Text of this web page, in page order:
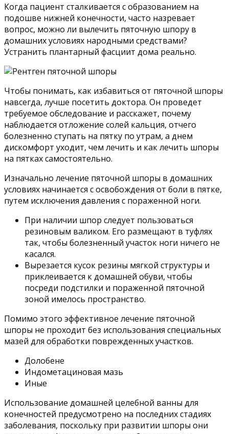
Когда пациент сталкивается с образованием на
подошве нижней конечности, часто назревает
вопрос, можно ли вылечить пяточную шпору в
домашних условиях народными средствами?
Устранить плантарный фасциит дома реально.
Чтобы понимать, как избавиться от пяточной шпоры
навсегда, лучше посетить доктора. Он проведет
требуемое обследование и расскажет, почему
наблюдается отложение солей кальция, отчего
болезненно ступать на пятку по утрам, а днем
дискомфорт уходит, чем лечить и как лечить шпоры
на пятках самостоятельно.
Изначально лечение пяточной шпоры в домашних
условиях начинается с освобождения от боли в пятке,
путем исключения давления с пораженной ноги.
При наличии шпор следует пользоваться
резиновым валиком. Его размещают в туфлях
так, чтобы болезненный участок ноги ничего не
касался.
Вырезается кусок резины мягкой структуры и
приклеивается к домашней обуви, чтобы
посреди подстилки и пораженной пяточной
зоной имелось пространство.
Помимо этого эффективное лечение пяточной
шпоры не проходит без использования специальных
мазей для обработки поврежденных участков.
Долобене
Индометациновая мазь
Иные
Использование домашней целебной ванны для
конечностей предусмотрено на последних стадиях
заболевания, поскольку при развитии шпоры они